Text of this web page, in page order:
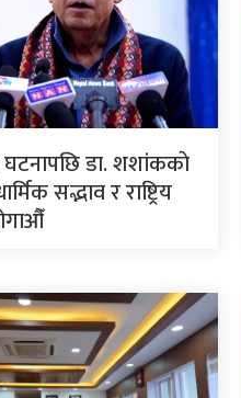
घटनापछि डा. शशांककाे
सद्भाव र राष्ट्रिय